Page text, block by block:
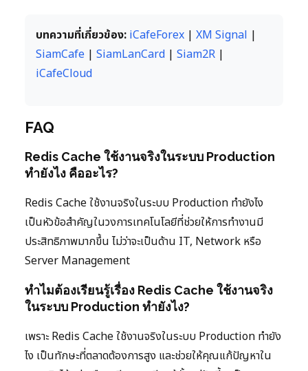
บทความที่เกี่ยวข้อง: iCafeForex | XM Signal |
SiamCafe | SiamLanCard | Siam2R |
iCafeCloud
FAQ
Redis Cache ใช้งานจริงในระบบ Production
ทำยังไง คืออะไร?
Redis Cache ใช้งานจริงในระบบ Production ทำยังไง
เป็นหัวข้อสำคัญในวงการเทคโนโลยีที่ช่วยให้การทำงานมี
ประสิทธิภาพมากขึ้น ไม่ว่าจะเป็นด้าน IT, Network หรือ
Server Management
ทำไมต้องเรียนรู้เรื่อง Redis Cache ใช้งานจริง
ในระบบ Production ทำยังไง?
เพราะ Redis Cache ใช้งานจริงในระบบ Production ทำยัง
ไง เป็นทักษะที่ตลาดต้องการสูง และช่วยให้คุณแก้ปัญหาใน